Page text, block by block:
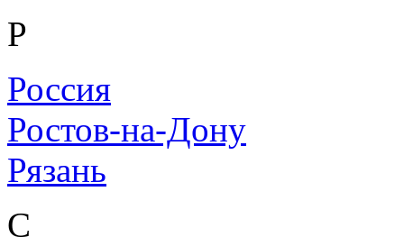
Р
Россия
Ростов-на-Дону
Рязань
С